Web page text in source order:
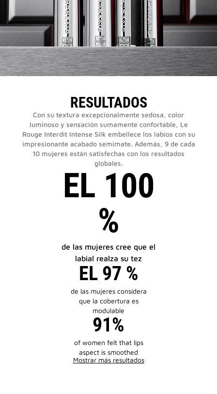
RESULTADOS
Con su textura excepcionalmente sedosa, color
luminoso y sensación sumamente confortable, Le
Rouge Interdit Intense Silk embellece los labios con su
impresionante acabado semimate. Además, 9 de cada
10 mujeres están satisfechas con los resultados
globales.
EL 100
%
de las mujeres cree que el
labial realza su tez
EL 97 %
de las mujeres considera
que la cobertura es
modulable
91%
of women felt that lips
aspect is smoothed
Mostrar más resultados